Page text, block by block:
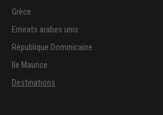
Grèce
Emirats arabes unis
République Dominicaine
Ile Maurice
Destinations